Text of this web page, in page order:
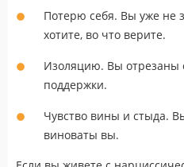
Потерю себя. Вы уже не
хотите, во что верите.
Изоляцию. Вы отрезаны
поддержки.
Чувство вины и стыда.
виноваты вы.